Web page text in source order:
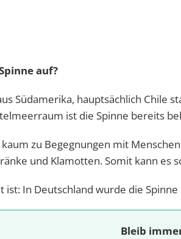
auf?
Südamerika, hauptsächlich Chile
ist die Spinne bereits
zu Begegnungen mit
und Klamotten. Somit kann es
ist: In Deutschland wurde die
Bleib